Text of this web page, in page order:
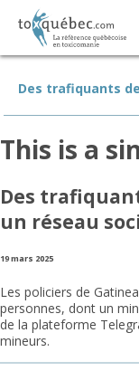
Des trafiquants
This is a
Des
un réseau
19 mars 2025
Les policiers de
personnes, dont un
de la plateforme
mineurs.